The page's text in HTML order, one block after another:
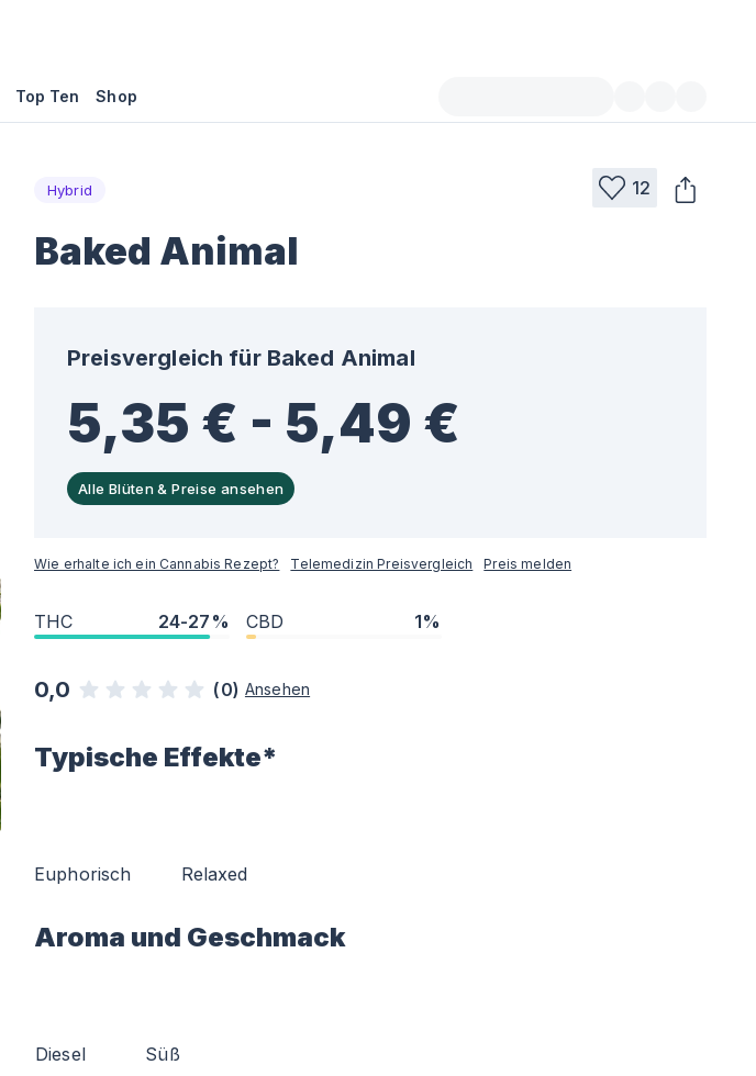
Top Ten Shop
Hybrid 12
Baked Animal
Preisvergleich für Baked Animal
5,35 € - 5,49 €
Alle Blüten & Preise ansehen
Wie erhalte ich ein Cannabis Rezept? Telemedizin Preisvergleich Preis melden
THC 24-27% CBD 1%
0,0 (0) Ansehen
Typische Effekte*
Euphorisch Relaxed
Aroma und Geschmack
Diesel Süß